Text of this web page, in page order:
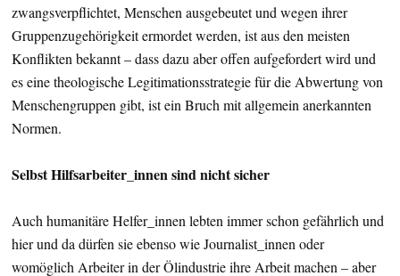
zwangsverpflichtet, Menschen ausgebeutet und wegen ihrer
Gruppenzugehörigkeit ermordet werden, ist aus den meisten
Konflikten bekannt – dass dazu aber offen aufgefordert wird und
es eine theologische Legitimationsstrategie für die Abwertung von
Menschengruppen gibt, ist ein Bruch mit allgemein anerkannten
Normen.
Selbst Hilfsarbeiter_innen sind nicht sicher
Auch humanitäre Helfer_innen lebten immer schon gefährlich und
hier und da dürfen sie ebenso wie Journalist_innen oder
womöglich Arbeiter in der Ölindustrie ihre Arbeit machen – aber